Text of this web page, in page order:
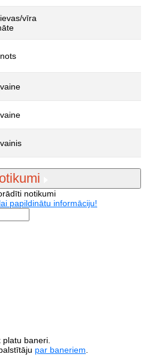
vīra
notikumi
papildinātu informāciju!
baneri.
par baneriem